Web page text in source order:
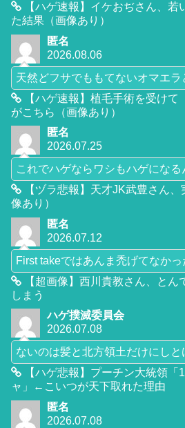
【ハゲ速報】イケおぢさん、若
た結果（画像あり）
匿名
2026.08.06
天然どフサでももてないオマエラ
【ハゲ速報】植毛手術を受けて
がこちら（画像あり）
匿名
2026.07.25
これでハゲならワシもハゲになる
【ヅラ悲報】天才JK武豊さん
像あり）
匿名
2026.07.12
First takeではあんま禿げてなかっ
【超画像】西川貴教さん、とん
しまう
ハゲ撲滅委員会
2026.07.08
ないのは髪と北方領土だけにしと
【ハゲ悲報】プーチン大統領「
ャ」←こいつが天下取れた理由
匿名
2026.07.08